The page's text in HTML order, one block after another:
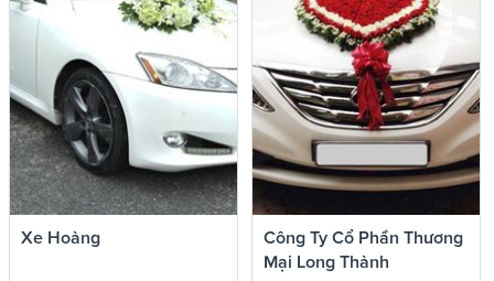
Xe Hoàng
Công Ty Cổ Phần Thương
Mại Long Thành